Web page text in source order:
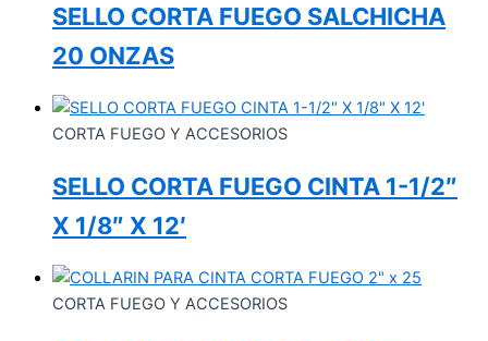
SELLO CORTA FUEGO SALCHICHA
20 ONZAS
CORTA FUEGO Y ACCESORIOS
SELLO CORTA FUEGO CINTA 1-1/2″
X 1/8″ X 12′
CORTA FUEGO Y ACCESORIOS